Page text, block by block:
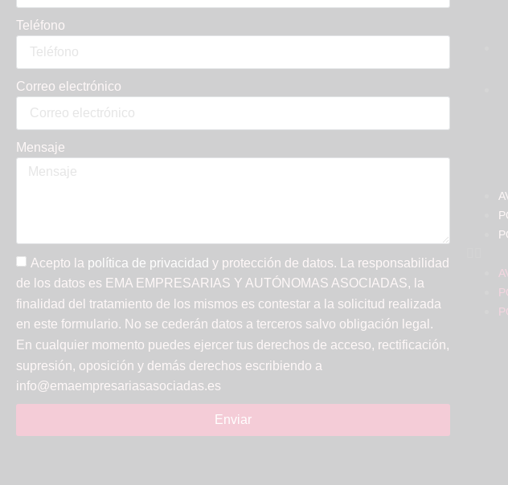
Teléfono
Correo electrónico
Mensaje
Acepto la política de privacidad y protección de datos. La responsabilidad
de los datos es EMA EMPRESARIAS Y AUTÓNOMAS ASOCIADAS, la
finalidad del tratamiento de los mismos es contestar a la solicitud realizada
en este formulario. No se cederán datos a terceros salvo obligación legal.
En cualquier momento puedes ejercer tus derechos de acceso, rectificación,
supresión, oposición y demás derechos escribiendo a
info@emaempresariasasociadas.es
Enviar